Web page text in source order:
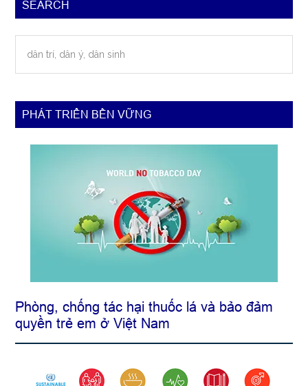
SEARCH
dân
PHÁT TRIỂN BỀN VỮNG
Phòng, chống tác hại thuốc lá và bảo đảm
quyền trẻ em ở Việt Nam